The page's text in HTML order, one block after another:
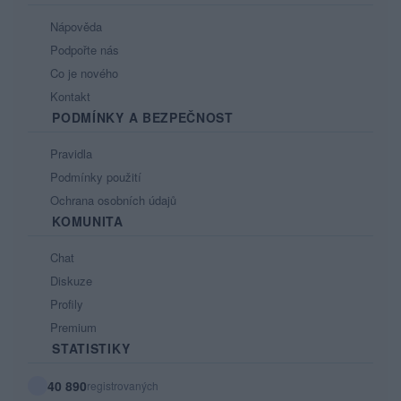
Nápověda
Podpořte nás
Co je nového
Kontakt
PODMÍNKY A BEZPEČNOST
Pravidla
Podmínky použití
Ochrana osobních údajů
KOMUNITA
Chat
Diskuze
Profily
Premium
STATISTIKY
40 890registrovaných